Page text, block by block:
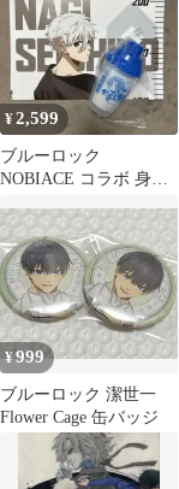
¥2,599
ブルーロック
NOBIACE コラボ 身長
セット 凪誠士郎
¥999
ブルーロック 潔世一
Flower Cage 缶バッジ